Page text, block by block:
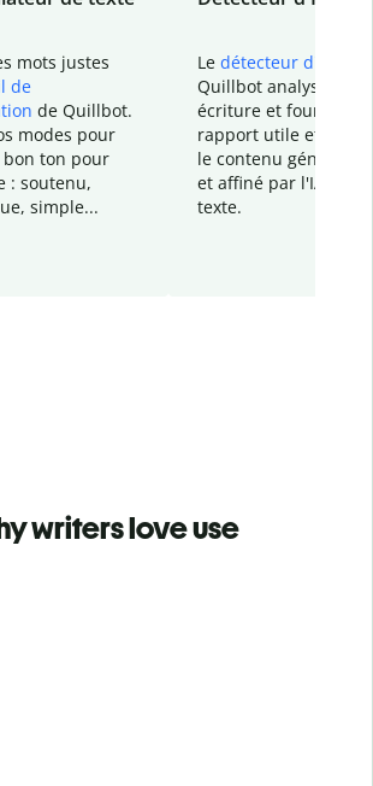
mots justes
de
de Quillbot.
modes pour
ton pour
: soutenu,
simple...
Le détecteur d'IA
Quillbot analyse votre
écriture et fournit un
rapport utile et
le contenu généré
et affiné par l'IA
texte.
writers love use